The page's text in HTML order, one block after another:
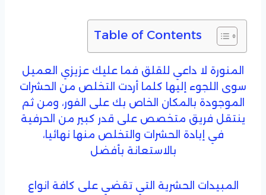
Table of Contents
المنورة لا داعي للقلق فما عليك عزيزي العميل
سوى اللجوء إليها كلما أردت التخلص من الحشرات
الموجودة بالمكان الخاص بك على الفور، ومن ثم
ينتقل فريق متخصص على قدر كبير من الحرفية
في إبادة الحشرات والتخلص منها نهائيا،
بالاستعانة بأفضل
المبيدات الحشرية التي تقضي على كافة انواع